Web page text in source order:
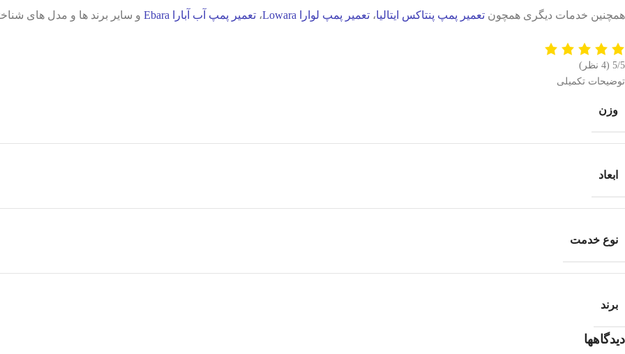
همچنین خدمات دیگری همچون تعمیر پمپ پنتاکس ایتالیا، تعمیر پمپ لوارا Lowara ، تعمیر پمپ آب آبارا Ebara و سایر برند ها و مدل های
5/5 (4 نظر)
توضیحات تکمیلی
وزن
ابعاد
نوع خدمت
برند
دیدگاهها